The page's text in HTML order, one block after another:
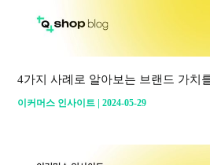
4가지 사례로 알아보는 브랜드 가치
이커머스 인사이트 |2024-05-29